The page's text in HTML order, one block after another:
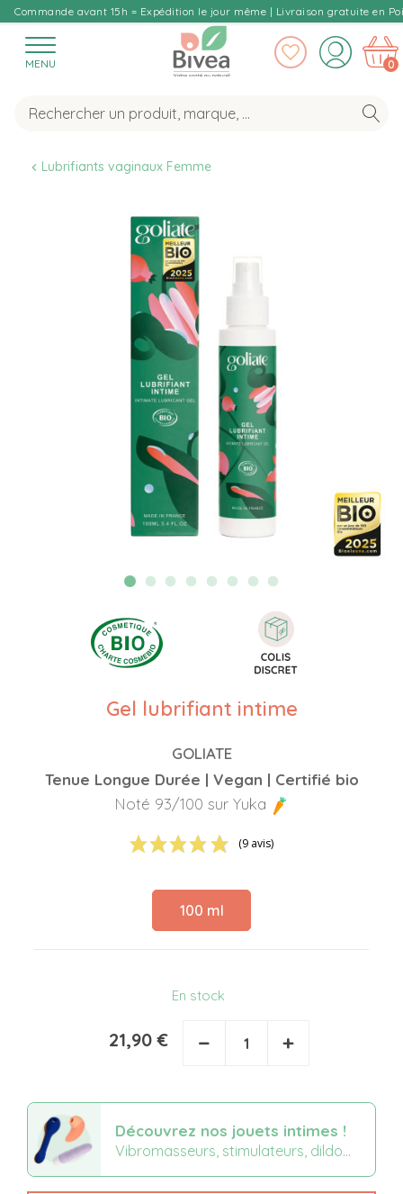
Commande avant 15h = Expédition le jour même | Livraison gratuite en
MENU 0
Lubrifiants vaginaux Femme
Gel lubrifiant intime
GOLIATE
Tenue Longue Durée | Vegan | Certifié bio
Noté 93/100 sur Yuka
(9 avis)
100 ml
En stock
21,90 € − +
Découvrez nos jouets intimes !
Vibromasseurs, stimulateurs, dildo...